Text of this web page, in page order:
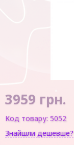
3959 грн.
Код товару: 5052
Знайшли дешевше?